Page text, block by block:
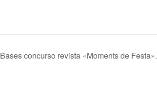
Bases concurso revista «Moments de Festa».